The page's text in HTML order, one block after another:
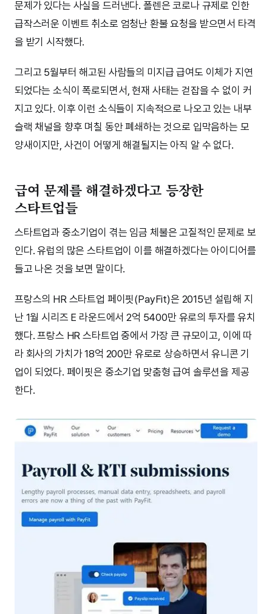
문제가 있다는 사실을 드러낸다. 폴렌은 코로나 규제로 인한
급작스러운 이벤트 취소로 엄청난 환불 요청을 받으면서 타격
을 받기 시작했다.
그리고 5월부터 해고된 사람들의 미지급 급여도 이체가 지연
되었다는 소식이 폭로되면서, 현재 사태는 걷잡을 수 없이 커
지고 있다. 이후 이런 소식들이 지속적으로 나오고 있는 내부
슬랙 채널을 향후 며칠 동안 폐쇄하는 것으로 입막음하는 모
양새이지만, 사건이 어떻게 해결될지는 아직 알 수 없다.
급여 문제를 해결하겠다고 등장한
스타트업들
스타트업과 중소기업이 겪는 임금 체불은 고질적인 문제로 보
인다. 유럽의 많은 스타트업이 이를 해결하겠다는 아이디어를
들고 나온 것을 보면 말이다.
프랑스의 HR 스타트업 페이핏(PayFit)은 2015년 설립해 지
난 1월 시리즈 E 라운드에서 2억 5400만 유로의 투자를 유치
했다. 프랑스 HR 스타트업 중에서 가장 큰 규모이고, 이에 따
라 회사의 가치가 18억 200만 유로로 상승하면서 유니콘 기
업이 되었다. 페이핏은 중소기업 맞춤형 급여 솔루션을 제공
한다.